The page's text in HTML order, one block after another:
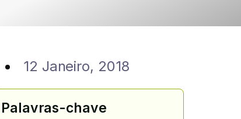
12 Janeiro, 2018
Palavras-chave